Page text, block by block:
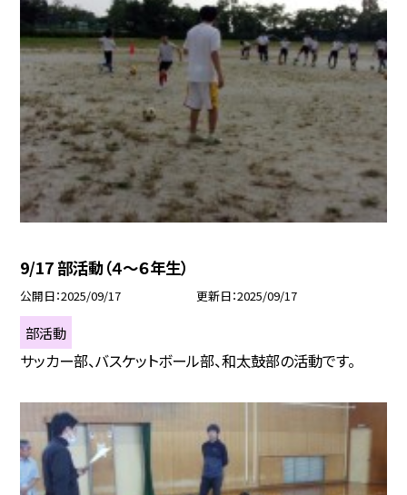
9/17 部活動（４～６年生）
公開日 2025/09/17 更新日 2025/09/17
部活動
サッカー部、バスケットボール部、和太鼓部の活動です。